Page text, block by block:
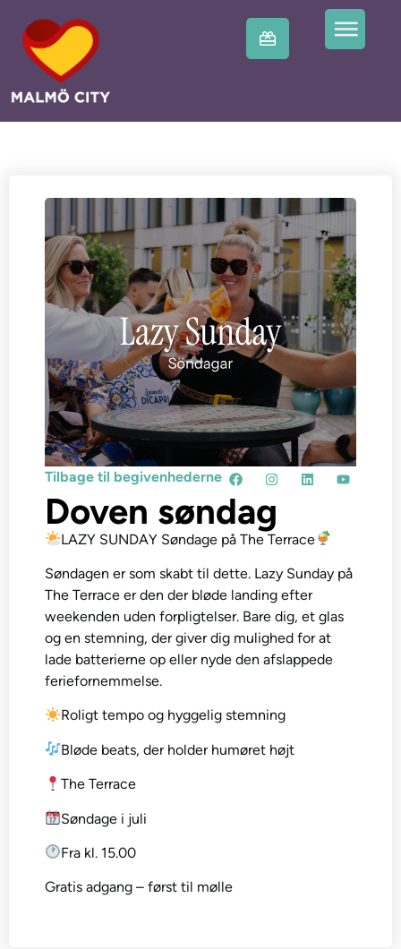
Tilbage til begivenhederne
Doven søndag
LAZY SUNDAY Søndage på The Terrace
Søndagen er som skabt til dette. Lazy Sunday på
The Terrace er den der bløde landing efter
weekenden uden forpligtelser. Bare dig, et glas
og en stemning, der giver dig mulighed for at
lade batterierne op eller nyde den afslappede
feriefornemmelse.
Roligt tempo og hyggelig stemning
Bløde beats, der holder humøret højt
The Terrace
Søndage i juli
Fra kl. 15.00
Gratis adgang – først til mølle